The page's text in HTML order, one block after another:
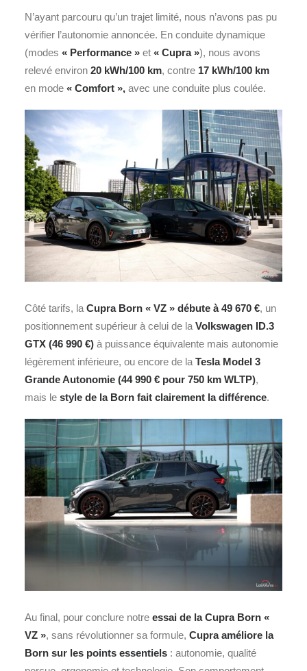
N’ayant parcouru qu’un trajet limité, nous n’avons pas pu
vérifier l’autonomie annoncée. En conduite dynamique
(modes « Performance » et « Cupra »), nous avons
relevé environ 20 kWh/100 km, contre 17 kWh/100 km
en mode « Comfort », avec une conduite plus coulée.
Côté tarifs, la Cupra Born « VZ » débute à 49 670 €, un
positionnement supérieur à celui de la Volkswagen ID.3
GTX (46 990 €) à puissance équivalente mais autonomie
légèrement inférieure, ou encore de la TeslaModel 3
Grande Autonomie (44 990 € pour 750 km WLTP),
mais le style de la Born fait clairement la différence.
Au final, pour conclure notre essai de la Cupra Born «
VZ », sans révolutionner sa formule, Cupra améliore la
Born sur les points essentiels : autonomie, qualité